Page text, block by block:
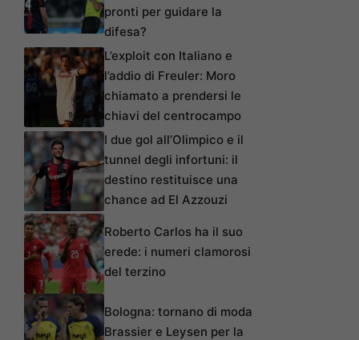
pronti per guidare la
difesa?
L’exploit con Italiano e
l’addio di Freuler: Moro
chiamato a prendersi le
chiavi del centrocampo
I due gol all’Olimpico e il
tunnel degli infortuni: il
destino restituisce una
chance ad El Azzouzi
Roberto Carlos ha il suo
erede: i numeri clamorosi
del terzino
Bologna: tornano di moda
Brassier e Leysen per la